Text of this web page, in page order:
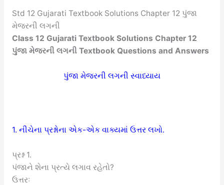
Std 12 Gujarati Textbook Solutions Chapter 12 પુંજા
મેજરની લગની
Class 12 Gujarati Textbook Solutions Chapter 12
પુંજા મેજરની લગની Textbook Questions and Answers
પુંજા મેજરની લગની સ્વાધ્યાય
1. નીચેના પ્રશ્નોના એક-એક વાક્યમાં ઉત્તર લખો.
પ્રશ્ન 1.
પંજાને શેના પ્રત્યે લગાવ રહેતો?
ઉત્તરઃ